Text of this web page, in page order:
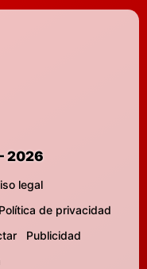
2026
legal
Política de privacidad
Publicidad